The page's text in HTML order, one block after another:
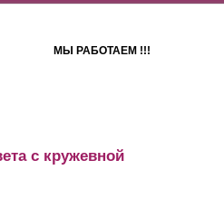
МЫ РАБОТАЕМ !!!
с кружевной